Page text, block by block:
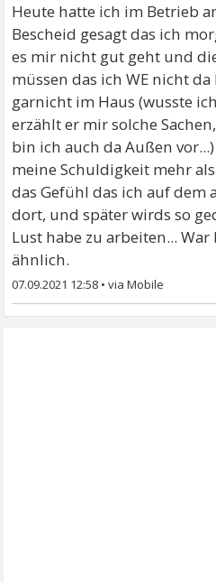
Heute hatte ich im Betrieb
Bescheid gesagt das ich
es mir nicht gut geht und
müssen das ich WE nicht
garnicht im Haus (wusste
erzählt er mir solche
bin ich auch da Außen
meine Schuldigkeit mehr
das Gefühl das ich auf dem
dort, und später wirds so
Lust habe zu arbeiten...
ähnlich.
07.09.2021 12:58 •